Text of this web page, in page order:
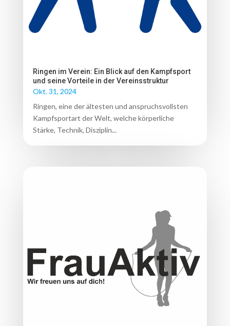
Ringen im Verein: Ein Blick auf den Kampfsport
und seine Vorteile in der Vereinsstruktur
Okt. 31, 2024
Ringen, eine der ältesten und anspruchsvollsten
Kampfsportart der Welt, welche körperliche
Stärke, Technik, Disziplin...